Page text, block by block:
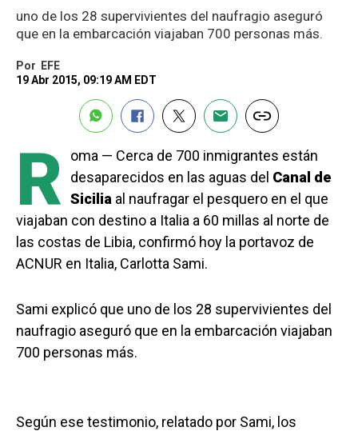
uno de los 28 supervivientes del naufragio aseguró
que en la embarcación viajaban 700 personas más.
Por
EFE
19 Abr 2015, 09:19 AM EDT
R
oma — Cerca de 700 inmigrantes están
desaparecidos en las aguas del Canal de
Sicilia al naufragar el pesquero en el que
viajaban con destino a Italia a 60 millas al norte de
las costas de Libia, confirmó hoy la portavoz de
ACNUR en Italia, Carlotta Sami.
Sami explicó que uno de los 28 supervivientes del
naufragio aseguró que en la embarcación viajaban
700 personas más.
Según ese testimonio, relatado por Sami, los